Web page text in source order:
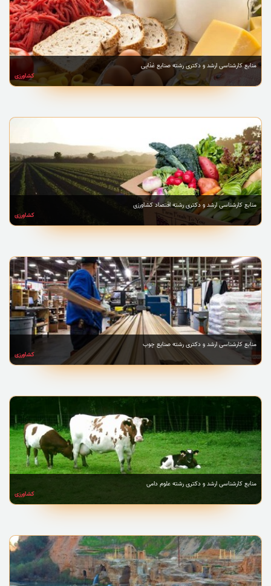
منابع کارشناسی ارشد و دکتری رشته صنایع غذایی
کشاورزی
منابع کارشناسی ارشد و دکتری رشته اقتصاد کشاورزی
کشاورزی
منابع کارشناسی ارشد و دکتری رشته صنایع چوب
کشاورزی
منابع کارشناسی ارشد و دکتری رشته علوم دامی
کشاورزی